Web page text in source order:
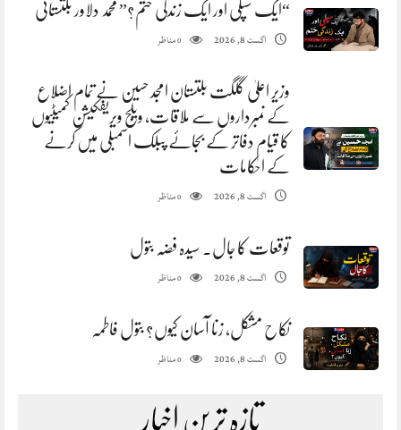
“ایک سپلی اور ایک زندگی ختم؟” محمد دلاور بلتستانی
اگست 8, 2026 0مناظر
وزیر اعلیٰ گلگت بلتستان امجد حسین نے تمام اضلاع
کے نمبرداروں سے ملاقات، ویلج ویریفکیشن کمیٹیوں
کا قیام دفاتر کے بجائے پبلک اسمبلی میں کرنے
کے احکامات
اگست 8, 2026 0مناظر
توقعات کا جال. سیدہ فضہ بتول
اگست 8, 2026 0مناظر
نکاح مشکل، زنا آسان کیوں؟ بتول فاطمہ
اگست 8, 2026 0مناظر
تازہ ترین اخبار